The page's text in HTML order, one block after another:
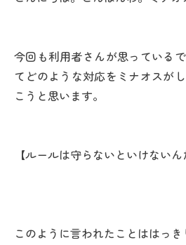
今回も利用者さんが思っている
てどのような対応をミナオスが
こうと思います。
【ルールは守らないといけないん
このように言われたことははっき